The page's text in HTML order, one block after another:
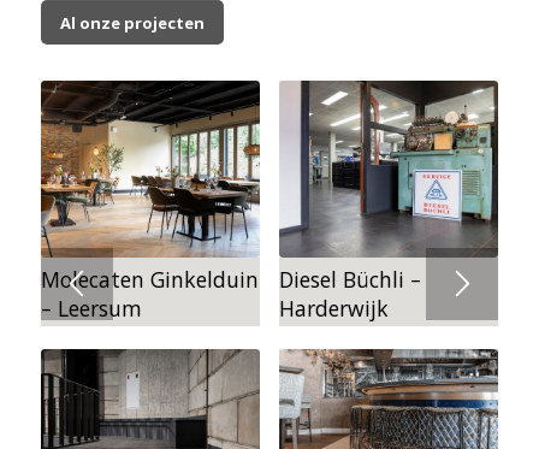
Al onze projecten
Molecaten Ginkelduin
– Leersum
Diesel Büchli –
Harderwijk